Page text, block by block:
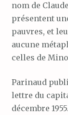
nom de
présentent
pauvres, et
aucune
celles de
Parinaud
lettre du
décembre